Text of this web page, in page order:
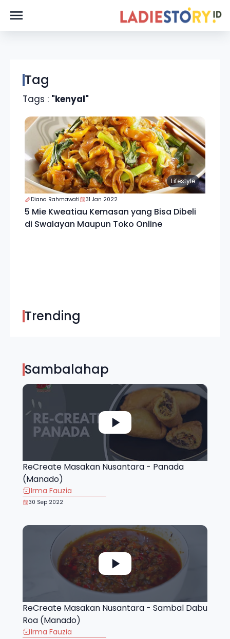
Tag
Tags : "kenyal"
Lifestyle
Diana Rahmawati 31 Jan 2022
5 Mie Kweatiau Kemasan yang Bisa Dibeli
di Swalayan Maupun Toko Online
Trending
Sambalahap
ReCreate Masakan Nusantara - Panada
(Manado)
Irma Fauzia
30 Sep 2022
ReCreate Masakan Nusantara - Sambal Dabu
Roa (Manado)
Irma Fauzia